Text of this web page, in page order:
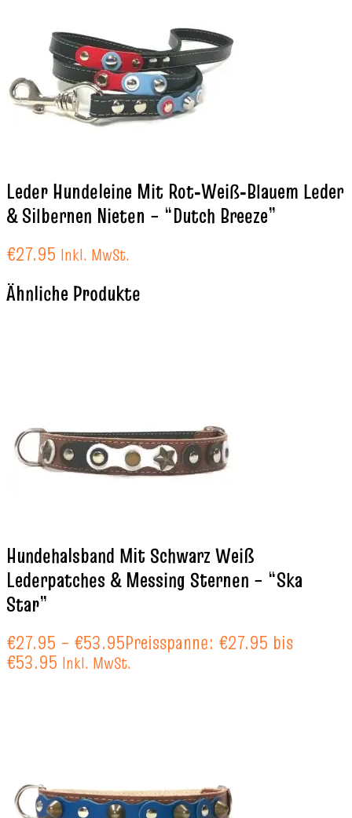
Leder Hundeleine Mit Rot‑Weiß‑Blauem Leder
& Silbernen Nieten – “Dutch Breeze”
€27.95 Inkl. MwSt.
Ähnliche Produkte
Hundehalsband Mit Schwarz Weiß
Lederpatches & Messing Sternen – “Ska
Star”
€27.95 – €53.95Preisspanne: €27.95 bis
€53.95 Inkl. MwSt.